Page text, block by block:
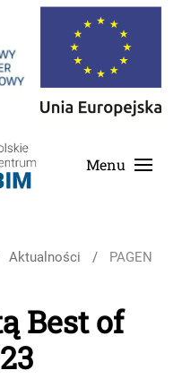
Menu
Aktualności
PAGEN
Best of